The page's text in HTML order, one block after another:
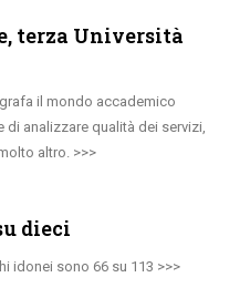
terza Università
il mondo accademico
analizzare qualità dei servizi,
altro.
dieci
idonei sono 66 su 113